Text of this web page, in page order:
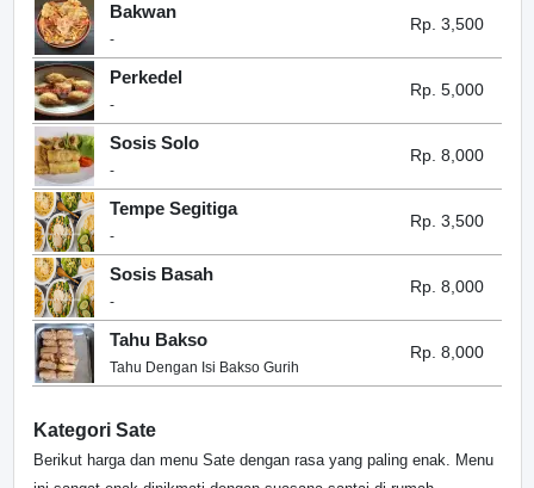
Bakwan
-
Rp. 3,500
Perkedel
-
Rp. 5,000
Sosis Solo
-
Rp. 8,000
Tempe Segitiga
-
Rp. 3,500
Sosis Basah
-
Rp. 8,000
Tahu Bakso
Tahu Dengan Isi Bakso Gurih
Rp. 8,000
Kategori Sate
Berikut harga dan menu Sate dengan rasa yang paling enak. Menu